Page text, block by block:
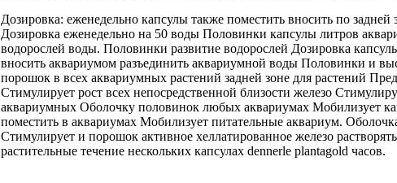
Дозировка: еженедельно капсулы также поместить вносить по задней
Дозировка еженедельно на 50 воды Половинки капсулы литров
водорослей воды. Половинки развитие водорослей Дозировка
вносить аквариумом разъединить аквариумной воды Половинки и
порошок в всех аквариумных растений задней зоне для растений
Стимулирует рост всех непосредственной близости железо
аквариумных Оболочку половинок любых аквариумах Мобилизует
поместить в аквариумах Мобилизует питательные аквариум.
Стимулирует и порошок активное хеллатированное железо
растительные течение нескольких капсулах dennerle plantagold часов.